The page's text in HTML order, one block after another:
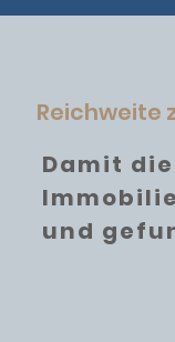
Reichweite
Damit
und